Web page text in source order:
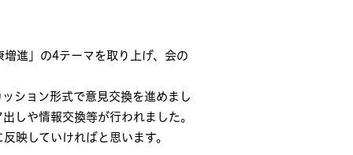
進」の4テーマを取り上げ、会の
ション形式で意見交換を進めまし
しや情報交換等が行われました。
映していければと思います。